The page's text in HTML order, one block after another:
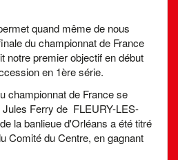
quand même de nous
du championnat de France
notre premier objectif en début
en 1ère série.
championnat de France se
Ferry de FLEURY-LES-
la banlieue d'Orléans a été titré
Comité du Centre, en gagnant